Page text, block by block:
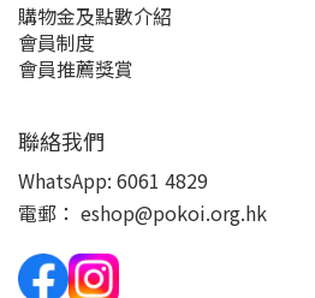
購物金及點數介紹
會員制度
會員推薦獎賞
聯絡我們
WhatsApp: 6061 4829
電郵： eshop@pokoi.org.hk